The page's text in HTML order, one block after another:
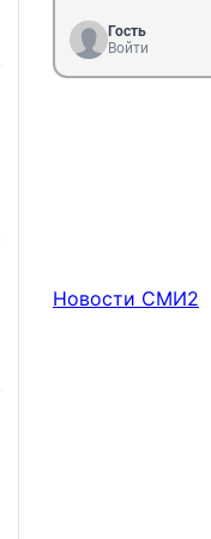
Гость
Войти
Новости СМИ2